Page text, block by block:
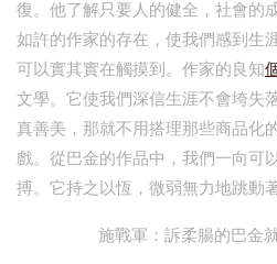
復。他了解只要人的健全，社會的
如許的作家的存在，使我們感到生
可以實其實在觸摸到。作家的良知
文學。它使我們深信生涯不會垮失
真善美，那就不用搭理那些商品化
戲。從巴金的作品中，我們一向可
搏。它持之以恆，微弱無力地跳動
施戰軍：訴柔腸的巴金